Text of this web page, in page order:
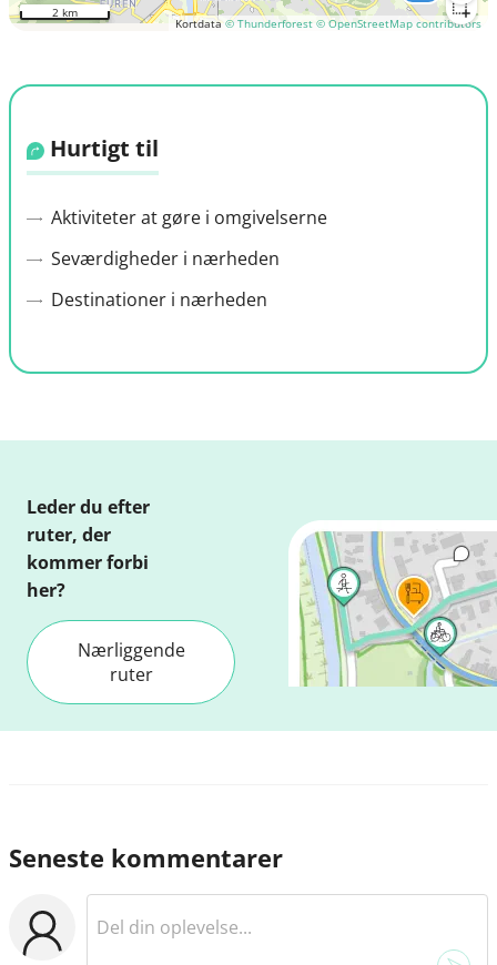
Kortdata© Thunderforest © OpenStreetMap contributors
2 km
Hurtigt til
Aktiviteter at gøre i omgivelserne
Seværdigheder i nærheden
Destinationer i nærheden
Leder du efter
ruter, der
kommer forbi
her?
Nærliggende
ruter
Seneste kommentarer